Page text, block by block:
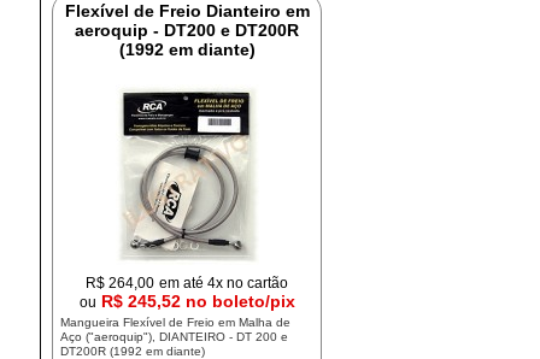
Flexível de Freio Dianteiro em
aeroquip - DT200 e DT200R
(1992 em diante)
R$264,00 em até 4x no cartão
ou R$ 245,52 no boleto/pix
Mangueira Flexível de Freio em Malha de
Aço ("aeroquip"), DIANTEIRO - DT 200 e
DT200R (1992 em diante)